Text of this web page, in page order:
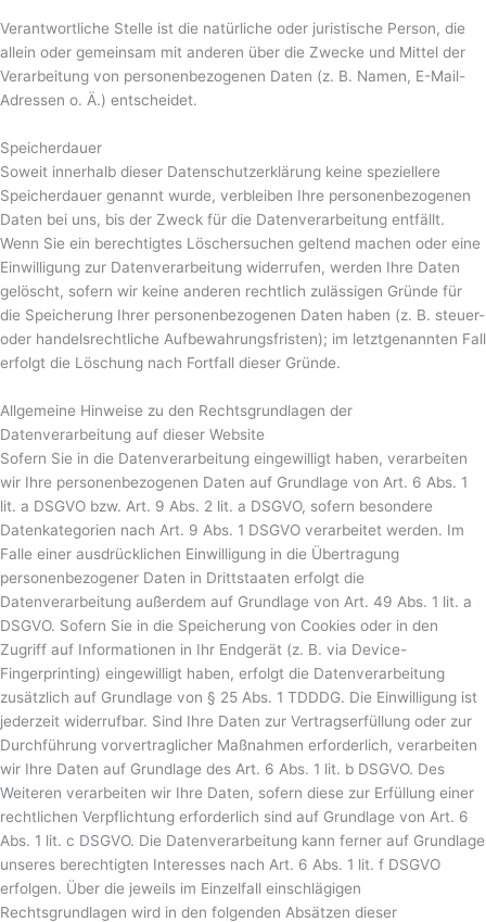
Verantwortliche Stelle ist die natürliche oder juristische Person, die
allein oder gemeinsam mit anderen über die Zwecke und Mittel der
Verarbeitung von personenbezogenen Daten (z. B. Namen, E-Mail-
Adressen o. Ä.) entscheidet.
Speicherdauer
Soweit innerhalb dieser Datenschutzerklärung keine speziellere
Speicherdauer genannt wurde, verbleiben Ihre personenbezogenen
Daten bei uns, bis der Zweck für die Datenverarbeitung entfällt.
Wenn Sie ein berechtigtes Löschersuchen geltend machen oder eine
Einwilligung zur Datenverarbeitung widerrufen, werden Ihre Daten
gelöscht, sofern wir keine anderen rechtlich zulässigen Gründe für
die Speicherung Ihrer personenbezogenen Daten haben (z. B. steuer-
oder handelsrechtliche Aufbewahrungsfristen); im letztgenannten Fall
erfolgt die Löschung nach Fortfall dieser Gründe.
Allgemeine Hinweise zu den Rechtsgrundlagen der
Datenverarbeitung auf dieser Website
Sofern Sie in die Datenverarbeitung eingewilligt haben, verarbeiten
wir Ihre personenbezogenen Daten auf Grundlage von Art. 6 Abs. 1
lit. a DSGVO bzw. Art. 9 Abs. 2 lit. a DSGVO, sofern besondere
Datenkategorien nach Art. 9 Abs. 1 DSGVO verarbeitet werden. Im
Falle einer ausdrücklichen Einwilligung in die Übertragung
personenbezogener Daten in Drittstaaten erfolgt die
Datenverarbeitung außerdem auf Grundlage von Art. 49 Abs. 1 lit. a
DSGVO. Sofern Sie in die Speicherung von Cookies oder in den
Zugriff auf Informationen in Ihr Endgerät (z. B. via Device-
Fingerprinting) eingewilligt haben, erfolgt die Datenverarbeitung
zusätzlich auf Grundlage von § 25 Abs. 1 TDDDG. Die Einwilligung ist
jederzeit widerrufbar. Sind Ihre Daten zur Vertragserfüllung oder zur
Durchführung vorvertraglicher Maßnahmen erforderlich, verarbeiten
wir Ihre Daten auf Grundlage des Art. 6 Abs. 1 lit. b DSGVO. Des
Weiteren verarbeiten wir Ihre Daten, sofern diese zur Erfüllung einer
rechtlichen Verpflichtung erforderlich sind auf Grundlage von Art. 6
Abs. 1 lit. c DSGVO. Die Datenverarbeitung kann ferner auf Grundlage
unseres berechtigten Interesses nach Art. 6 Abs. 1 lit. f DSGVO
erfolgen. Über die jeweils im Einzelfall einschlägigen
Rechtsgrundlagen wird in den folgenden Absätzen dieser